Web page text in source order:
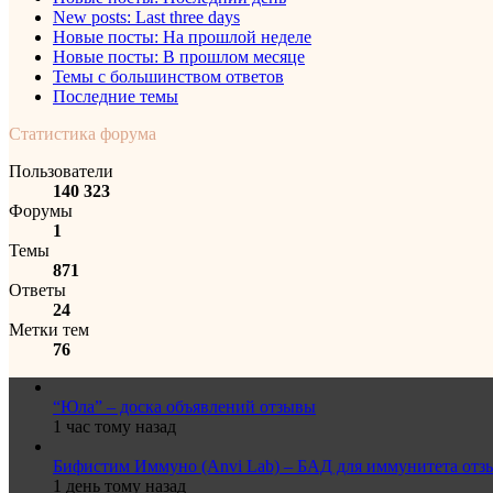
New posts: Last three days
Новые посты: На прошлой неделе
Новые посты: В прошлом месяце
Темы с большинством ответов
Последние темы
Статистика форума
Пользователи
140 323
Форумы
1
Темы
871
Ответы
24
Метки тем
76
“Юла” – доска объявлений отзывы
1 час тому назад
Бифистим Иммуно (Anvi Lab) – БАД для иммунитета
1 день тому назад